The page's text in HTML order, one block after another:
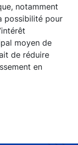
notamment
possibilité pour
moyen de
de réduire
en